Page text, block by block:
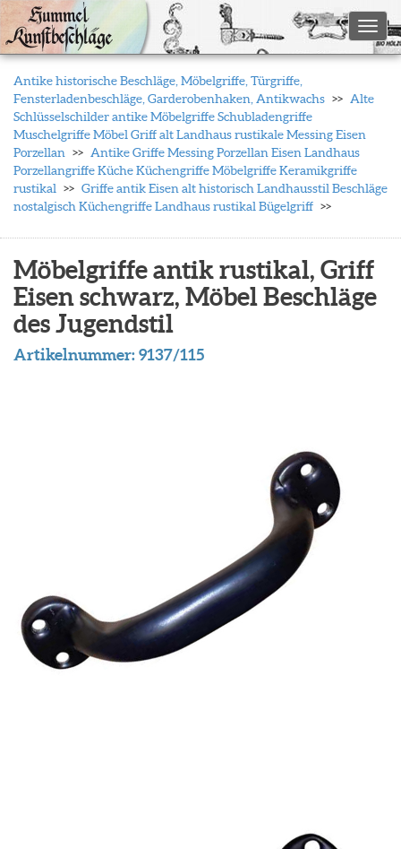
Antike historische Beschläge, Möbelgriffe, Türgriffe,
Fensterladenbeschläge, Garderobenhaken, Antikwachs
Alte
Schlüsselschilder antike Möbelgriffe Schubladengriffe
Muschelgriffe Möbel Griff alt Landhaus rustikale Messing Eisen
Porzellan
Antike Griffe Messing Porzellan Eisen Landhaus
Porzellangriffe Küche Küchengriffe Möbelgriffe Keramikgriffe
rustikal
Griffe antik Eisen alt historisch Landhausstil Beschläge
nostalgisch Küchengriffe Landhaus rustikal Bügelgriff
Möbelgriffe antik rustikal, Griff
Eisen schwarz, Möbel Beschläge
des Jugendstil
Artikelnummer:9137/115